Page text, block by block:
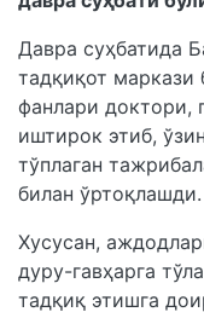
Давра суҳбатида
тадқиқот
фанлари доктори,
иштирок этиб,
тўплаган
билан ўртоқлашди.
Хусусан,
дуру-гавҳарга
тадқиқ этишга